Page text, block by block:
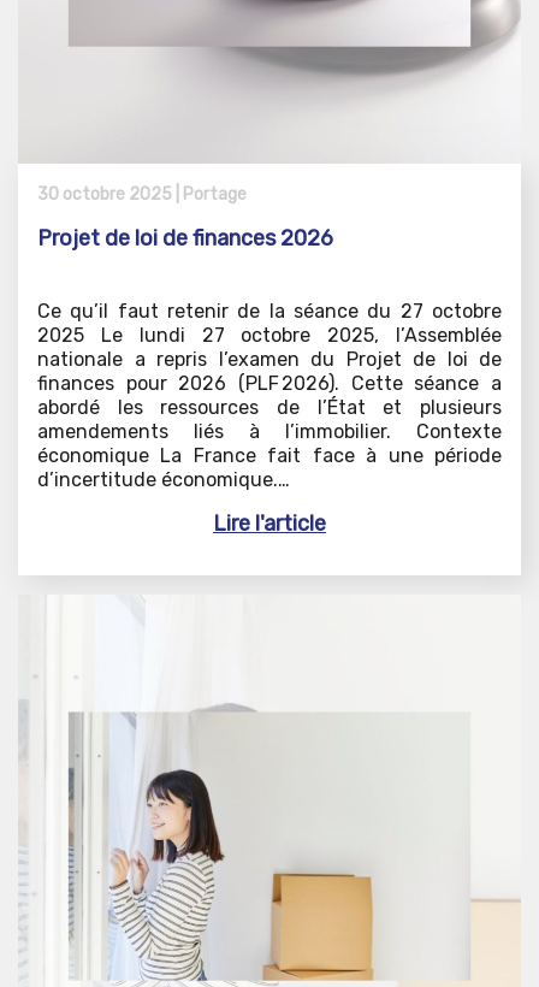
30 octobre 2025 | Portage
Projet de loi de finances 2026
Ce qu’il faut retenir de la séance du 27 octobre
2025 Le lundi 27 octobre 2025, l’Assemblée
nationale a repris l’examen du Projet de loi de
finances pour 2026 (PLF 2026). Cette séance a
abordé les ressources de l’État et plusieurs
amendements liés à l’immobilier. Contexte
économique La France fait face à une période
d’incertitude économique.…
Lire l'article